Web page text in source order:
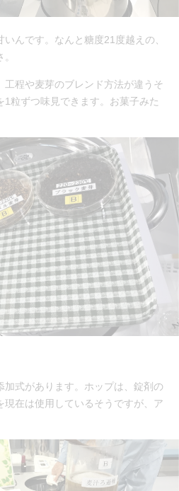
んです。なんと糖度21度越えの、
程や麦芽のブレンド方法が違うそ
1粒ずつ味見できます。お菓子みた
加式があります。ホップは、錠剤の
現在は使用しているそうですが、ア